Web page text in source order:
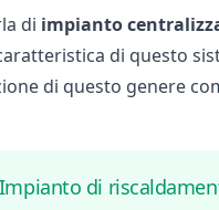
di impianto
di questo
di questo genere
di